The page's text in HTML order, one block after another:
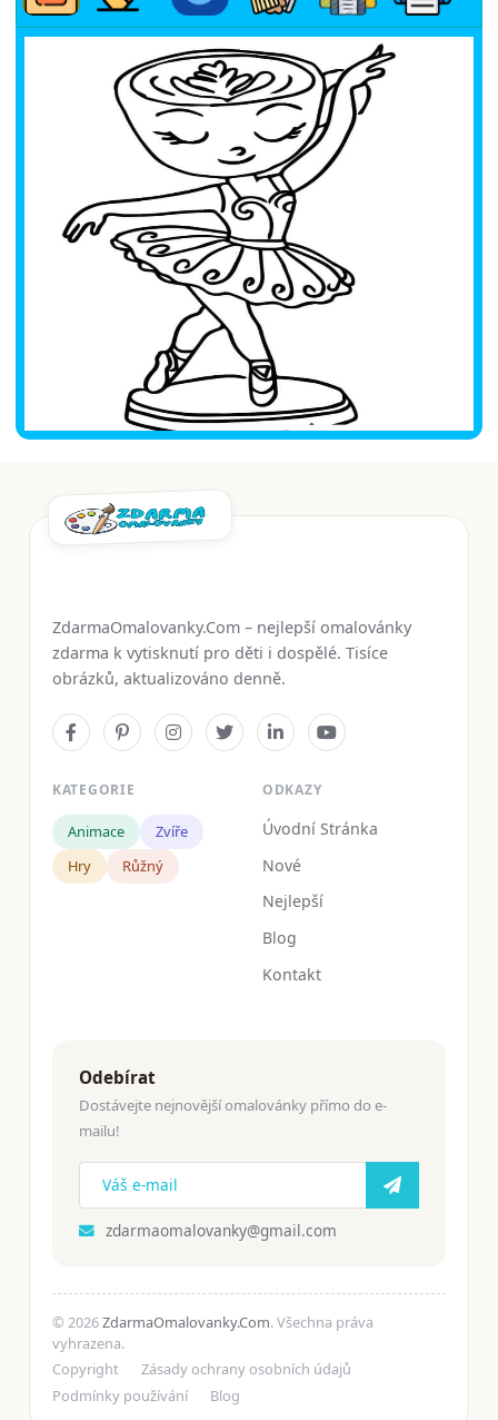
ZdarmaOmalovanky.Com – nejlepší omalovánky
zdarma k vytisknutí pro děti i dospělé. Tisíce
obrázků, aktualizováno denně.
KATEGORIE
Animace
Zvíře
Hry
Růžný
ODKAZY
Úvodní Stránka
Nové
Nejlepší
Blog
Kontakt
Odebírat
Dostávejte nejnovější omalovánky přímo do e-
mailu!
zdarmaomalovanky@gmail.com
© 2026ZdarmaOmalovanky.Com. Všechna práva
vyhrazena.
Copyright
Zásady ochrany osobních údajů
Podmínky používání
Blog